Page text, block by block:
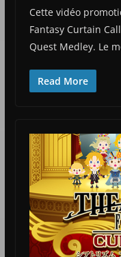
Cette vidéo
Fantasy Curtain
Quest Medley. Le
Read More